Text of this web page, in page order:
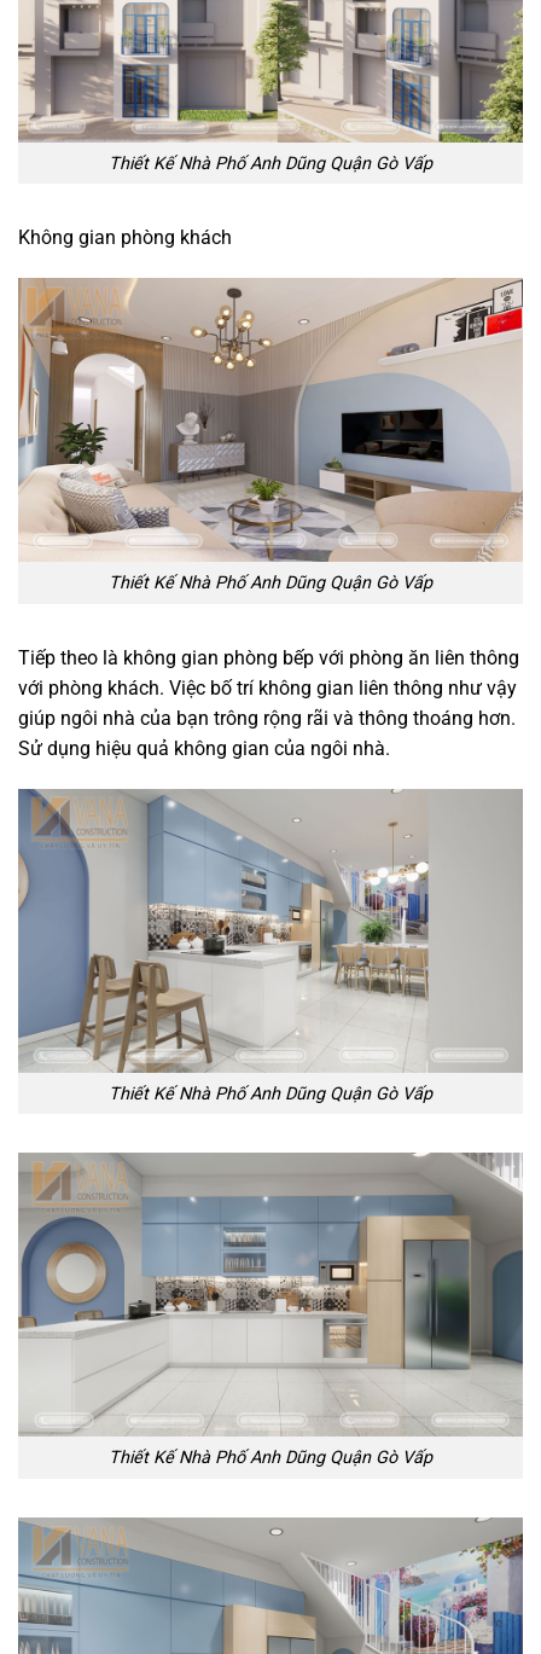
Thiết Kế Nhà Phố Anh Dũng Quận Gò Vấp
Không gian phòng khách
Thiết Kế Nhà Phố Anh Dũng Quận Gò Vấp
Tiếp theo là không gian phòng bếp với phòng ăn liên thông
với phòng khách. Việc bố trí không gian liên thông như vậy
giúp ngôi nhà của bạn trông rộng rãi và thông thoáng hơn.
Sử dụng hiệu quả không gian của ngôi nhà.
Thiết Kế Nhà Phố Anh Dũng Quận Gò Vấp
Thiết Kế Nhà Phố Anh Dũng Quận Gò Vấp